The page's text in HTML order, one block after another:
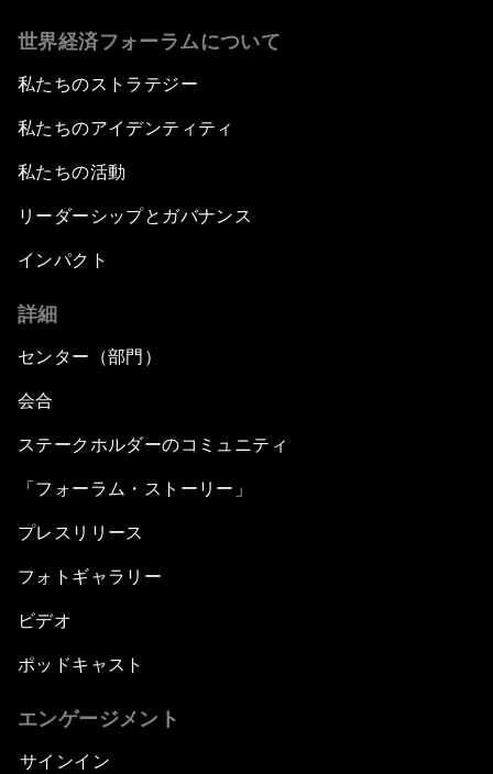
世界経済フォーラムについて
私たちのストラテジー
私たちのアイデンティティ
私たちの活動
リーダーシップとガバナンス
インパクト
詳細
センター（部門）
会合
ステークホルダーのコミュニティ
「フォーラム・ストーリー」
プレスリリース
フォトギャラリー
ビデオ
ポッドキャスト
エンゲージメント
サインイン